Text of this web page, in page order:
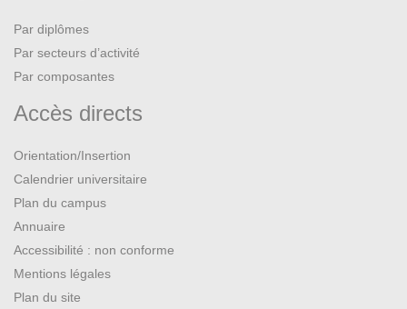
Par diplômes
Par secteurs d’activité
Par composantes
Accès directs
Orientation/Insertion
Calendrier universitaire
Plan du campus
Annuaire
Accessibilité : non conforme
Mentions légales
Plan du site